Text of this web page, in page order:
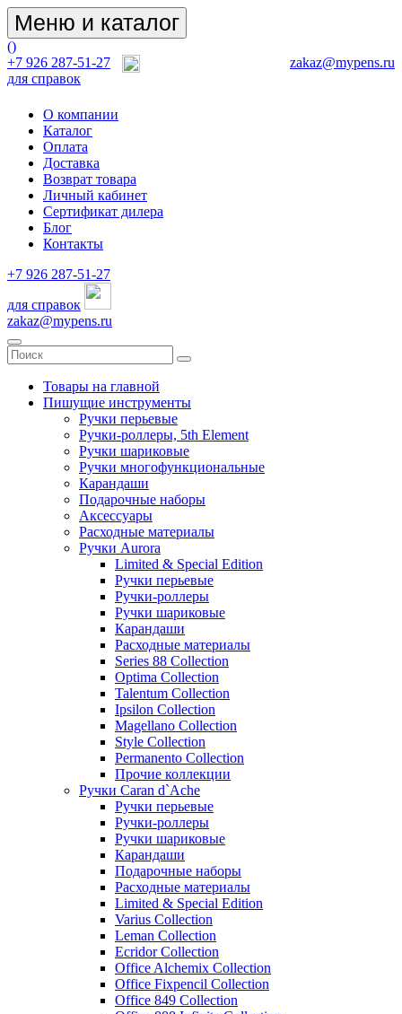
Меню и каталог
()
+7 926 287-51-27
для справок
zakaz@mypens.ru
О компании
Каталог
Оплата
Доставка
Возврат товара
Личный кабинет
Сертификат дилера
Блог
Контакты
+7 926 287-51-27
для справок
zakaz@mypens.ru
Товары на главной
Пишущие инструменты
Ручки перьевые
Ручки-роллеры, 5th Element
Ручки шариковые
Ручки многофункциональные
Карандаши
Подарочные наборы
Аксессуары
Расходные материалы
Ручки Aurora
Limited & Special Edition
Ручки перьевые
Ручки-роллеры
Ручки шариковые
Карандаши
Расходные материалы
Series 88 Collection
Optima Collection
Talentum Collection
Ipsilon Collection
Magellano Collection
Style Collection
Permanento Collection
Прочие коллекции
Ручки Caran d`Ache
Ручки перьевые
Ручки-роллеры
Ручки шариковые
Карандаши
Подарочные наборы
Расходные материалы
Limited & Special Edition
Varius Collection
Leman Collection
Ecridor Collection
Office Alchemix Collection
Office Fixpencil Collection
Office 849 Collection